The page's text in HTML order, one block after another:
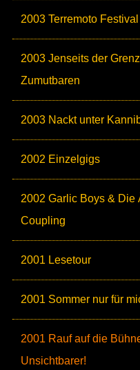
2003 Terremoto Festival
2003 Jenseits der
Zumutbaren
2003 Nackt unter
2002 Einzelgigs
2002 Garlic Boys & Die
Coupling
2001 Lesetour
2001 Sommer nur für
2001 Rauf auf die
Unsichtbarer!